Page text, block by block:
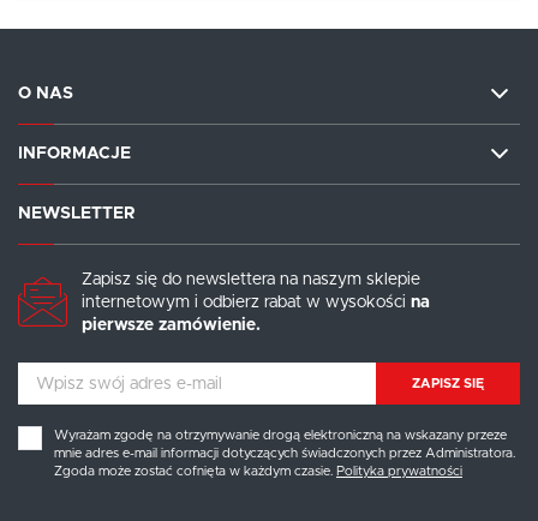
O NAS
INFORMACJE
NEWSLETTER
Zapisz się do newslettera na naszym sklepie
internetowym i odbierz rabat w wysokości na
pierwsze zamówienie.
ZAPISZ SIĘ
Wyrażam zgodę na otrzymywanie drogą elektroniczną na wskazany przeze
mnie adres e-mail informacji dotyczących świadczonych przez Administratora.
Zgoda może zostać cofnięta w każdym czasie. Polityka prywatności